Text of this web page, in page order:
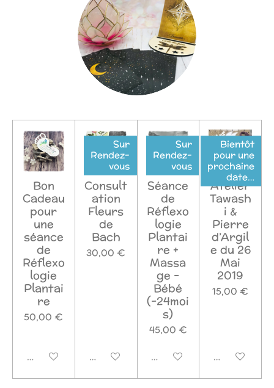
Bon
Cadeau
pour
une
séance
de
Réflexo
logie
Plantai
re
50,00 €
Désactivé
Sur
Rendez-
vous
Consult
ation
Fleurs
de
Bach
30,00 €
Désactivé
Sur
Rendez-
vous
Séance
de
Réflexo
logie
Plantai
re +
Massa
ge -
Bébé
(-24moi
s)
45,00 €
Désactivé
Bientôt
pour une
prochaine
date…
Atelier
Tawash
i &
Pierre
d’Argil
e du 26
Mai
2019
15,00 €
Désactivé